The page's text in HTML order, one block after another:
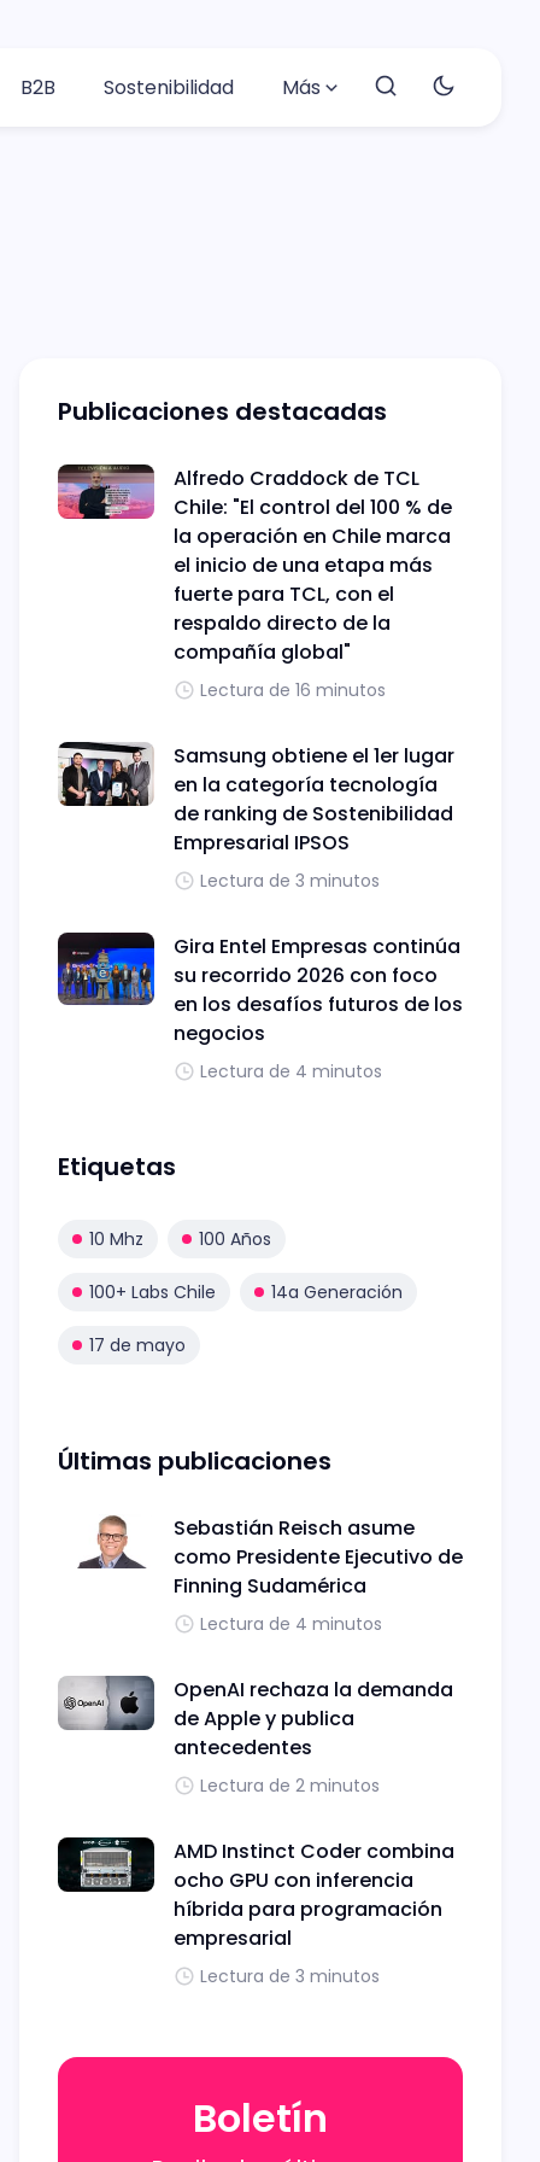
B2B Sostenibilidad Más
Publicaciones destacadas
Alfredo Craddock de TCL
Chile: "El control del 100 % de
la operación en Chile marca
el inicio de una etapa más
fuerte para TCL, con el
respaldo directo de la
compañía global"
Lectura de 16 minutos
Samsung obtiene el 1er lugar
en la categoría tecnología
de ranking de Sostenibilidad
Empresarial IPSOS
Lectura de 3 minutos
Gira Entel Empresas continúa
su recorrido 2026 con foco
en los desafíos futuros de los
negocios
Lectura de 4 minutos
Etiquetas
10 Mhz 100 Años
100+ Labs Chile 14a Generación
17 de mayo
Últimas publicaciones
Sebastián Reisch asume
como Presidente Ejecutivo de
Finning Sudamérica
Lectura de 4 minutos
OpenAI rechaza la demanda
de Apple y publica
antecedentes
Lectura de 2 minutos
AMD Instinct Coder combina
ocho GPU con inferencia
híbrida para programación
empresarial
Lectura de 3 minutos
Boletín